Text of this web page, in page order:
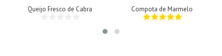
Queijo Fresco de Cabra Compota de Marmelo